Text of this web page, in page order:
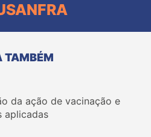
TAMBÉM
da ação de vacinação e
aplicadas